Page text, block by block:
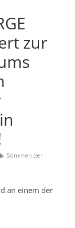
zur
Stimmen der
an einem der